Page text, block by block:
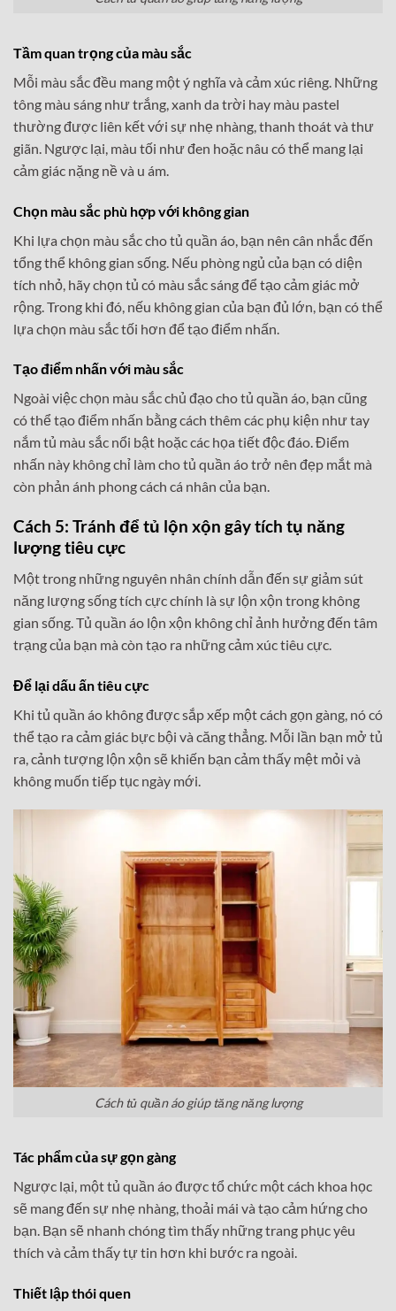
Tầm quan trọng của màu sắc
Mỗi màu sắc đều mang một ý nghĩa và cảm xúc riêng. Những
tông màu sáng như trắng, xanh da trời hay màu pastel
thường được liên kết với sự nhẹ nhàng, thanh thoát và thư
giãn. Ngược lại, màu tối như đen hoặc nâu có thể mang lại
cảm giác nặng nề và u ám.
Chọn màu sắc phù hợp với không gian
Khi lựa chọn màu sắc cho tủ quần áo, bạn nên cân nhắc đến
tổng thể không gian sống. Nếu phòng ngủ của bạn có diện
tích nhỏ, hãy chọn tủ có màu sắc sáng để tạo cảm giác mở
rộng. Trong khi đó, nếu không gian của bạn đủ lớn, bạn có thể
lựa chọn màu sắc tối hơn để tạo điểm nhấn.
Tạo điểm nhấn với màu sắc
Ngoài việc chọn màu sắc chủ đạo cho tủ quần áo, bạn cũng
có thể tạo điểm nhấn bằng cách thêm các phụ kiện như tay
nắm tủ màu sắc nổi bật hoặc các họa tiết độc đáo. Điểm
nhấn này không chỉ làm cho tủ quần áo trở nên đẹp mắt mà
còn phản ánh phong cách cá nhân của bạn.
Cách 5: Tránh để tủ lộn xộn gây tích tụ năng
lượng tiêu cực
Một trong những nguyên nhân chính dẫn đến sự giảm sút
năng lượng sống tích cực chính là sự lộn xộn trong không
gian sống. Tủ quần áo lộn xộn không chỉ ảnh hưởng đến tâm
trạng của bạn mà còn tạo ra những cảm xúc tiêu cực.
Để lại dấu ấn tiêu cực
Khi tủ quần áo không được sắp xếp một cách gọn gàng, nó có
thể tạo ra cảm giác bực bội và căng thẳng. Mỗi lần bạn mở tủ
ra, cảnh tượng lộn xộn sẽ khiến bạn cảm thấy mệt mỏi và
không muốn tiếp tục ngày mới.
Cách tủ quần áo giúp tăng năng lượng
Tác phẩm của sự gọn gàng
Ngược lại, một tủ quần áo được tổ chức một cách khoa học
sẽ mang đến sự nhẹ nhàng, thoải mái và tạo cảm hứng cho
bạn. Bạn sẽ nhanh chóng tìm thấy những trang phục yêu
thích và cảm thấy tự tin hơn khi bước ra ngoài.
Thiết lập thói quen